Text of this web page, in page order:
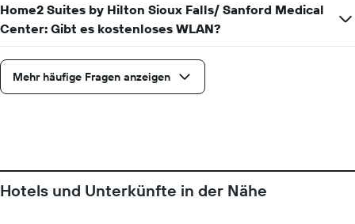
die
Anzahl
der
Tage
vor
Y-
Home2 Suites by Hilton Sioux Falls/ Sanford Medical
Center: Gibt es kostenloses WLAN?
Mehr häufige Fragen anzeigen
Hotels und Unterkünfte in der Nähe